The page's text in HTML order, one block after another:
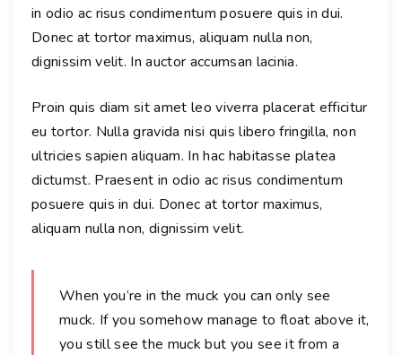
in odio ac risus condimentum posuere quis in dui.
Donec at tortor maximus, aliquam nulla non,
dignissim velit. In auctor accumsan lacinia.
Proin quis diam sit amet leo viverra placerat efficitur
eu tortor. Nulla gravida nisi quis libero fringilla, non
ultricies sapien aliquam. In hac habitasse platea
dictumst. Praesent in odio ac risus condimentum
posuere quis in dui. Donec at tortor maximus,
aliquam nulla non, dignissim velit.
When you’re in the muck you can only see
muck. If you somehow manage to float above it,
you still see the muck but you see it from a